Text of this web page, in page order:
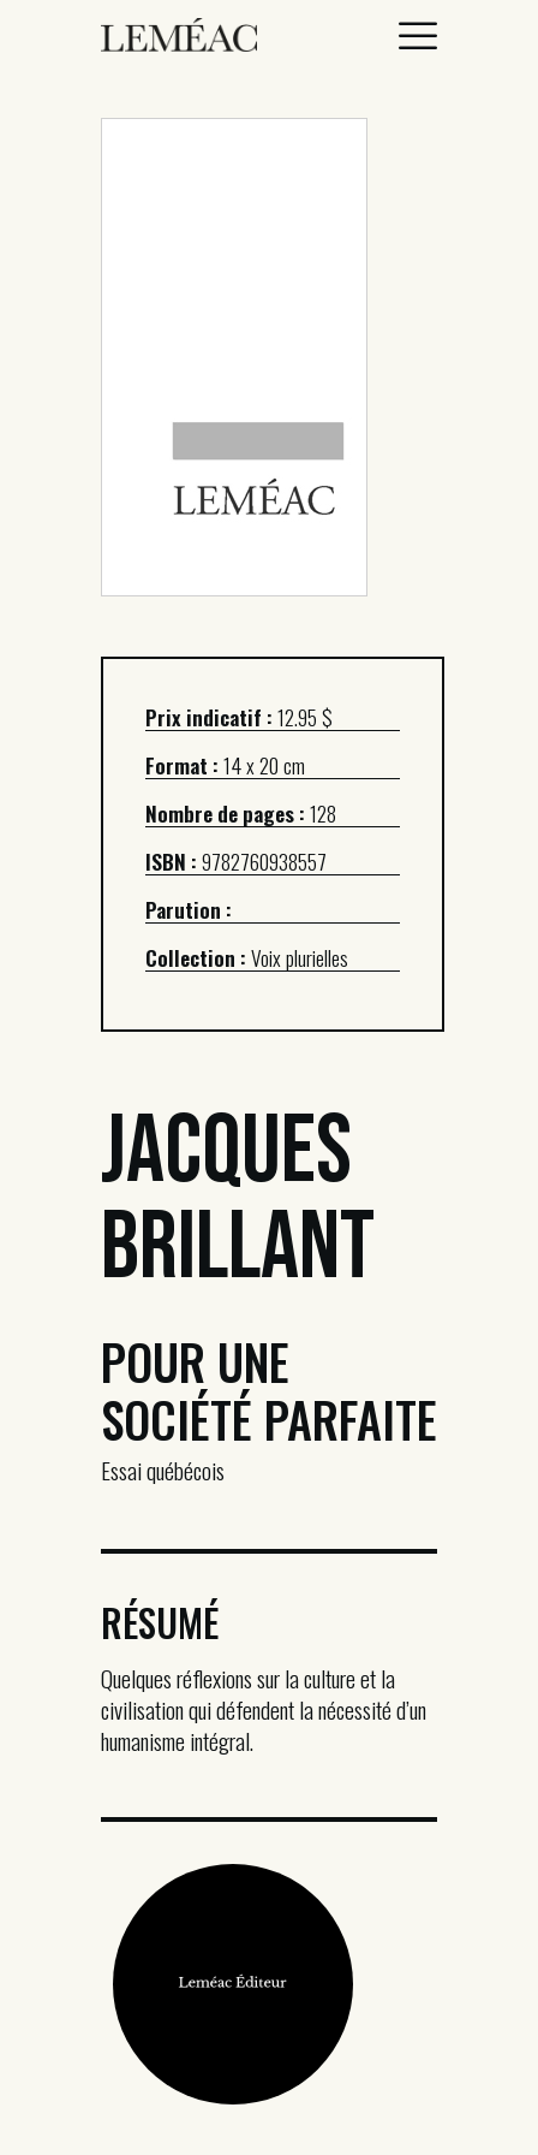
À PROPOS
Prix indicatif :12.95 $
Format :14 x 20 cm
Nombre de pages :128
ISBN :9782760938557
Parution :
Collection :Voix plurielles
Jacques
Brillant
POUR UNE
SOCIÉTÉ PARFAITE
Essai québécois
RÉSUMÉ
Quelques réflexions sur la culture et la
civilisation qui défendent la nécessité d’un
humanisme intégral.